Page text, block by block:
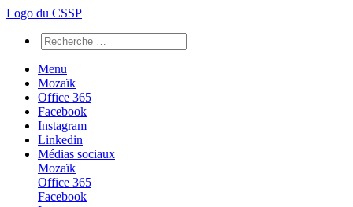
Logo du CSSP
Menu
Mozaïk
Office 365
Facebook
Instagram
Linkedin
Médias sociaux
Mozaïk
Office 365
Facebook